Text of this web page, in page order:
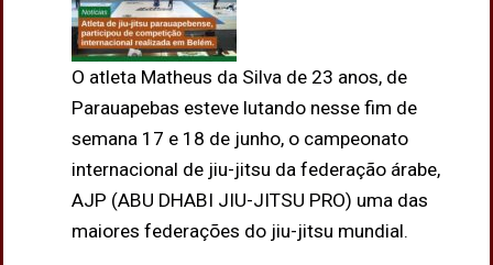
O atleta Matheus da Silva de 23 anos, de
Parauapebas esteve lutando nesse fim de
semana 17 e 18 de junho, o campeonato
internacional de jiu-jitsu da federação árabe,
AJP (ABU DHABI JIU-JITSU PRO) uma das
maiores federações do jiu-jitsu mundial.